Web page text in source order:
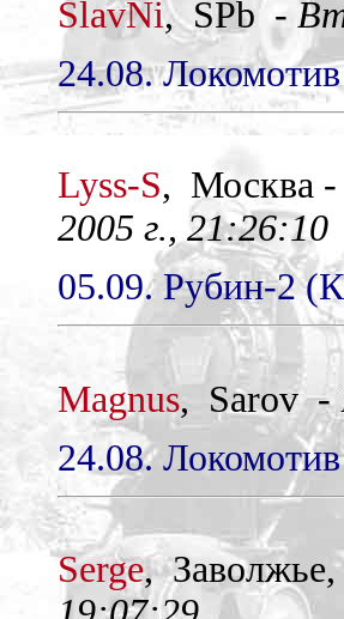
SlavNi, SPb -
24.08.
Lyss-S, Москва
2005 г., 21:26:10
05.09. Рубин-2
Magnus, Sarov -
24.08.
Serge,